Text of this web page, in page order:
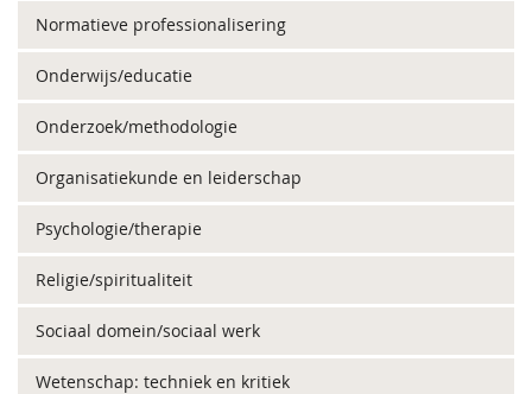
Normatieve professionalisering
Onderwijs/educatie
Onderzoek/methodologie
Organisatiekunde en leiderschap
Psychologie/therapie
Religie/spiritualiteit
Sociaal domein/sociaal werk
Wetenschap: techniek en kritiek